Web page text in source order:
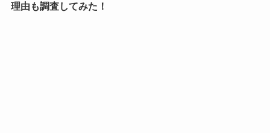
理由も調査してみた！